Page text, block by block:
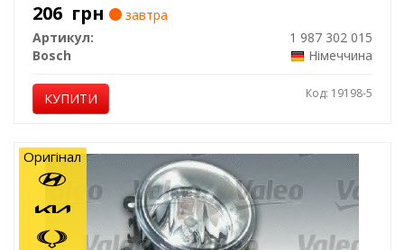
206 грн
завтра
Артикул:
1 987 302 015
Bosch
Німеччина
КУПИТИ Код: 19198-5
Оригінал